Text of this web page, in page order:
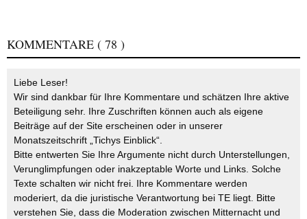
KOMMENTARE ( 78 )
Liebe Leser!
Wir sind dankbar für Ihre Kommentare und schätzen Ihre aktive
Beteiligung sehr. Ihre Zuschriften können auch als eigene
Beiträge auf der Site erscheinen oder in unserer
Monatszeitschrift „Tichys Einblick“.
Bitte entwerten Sie Ihre Argumente nicht durch Unterstellungen,
Verunglimpfungen oder inakzeptable Worte und Links. Solche
Texte schalten wir nicht frei. Ihre Kommentare werden
moderiert, da die juristische Verantwortung bei TE liegt. Bitte
verstehen Sie, dass die Moderation zwischen Mitternacht und